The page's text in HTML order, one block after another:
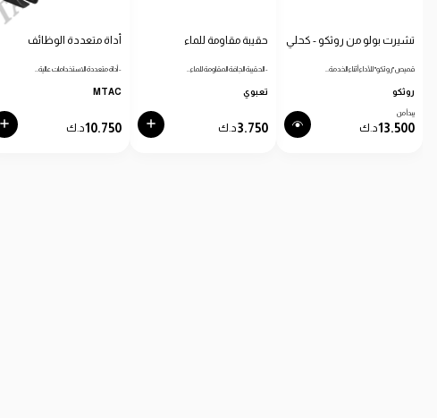
تشيرت بولو من روثكو - كحلي
قميص "روثكو" للأداء أثناء الخدمة…
روثكو
يبدأ من
13.500د.ك
حقيبة مقاومة للماء
- الحقيبة الجافة المقاومة للماء…
تعبوي
3.750د.ك
أداة متعددة الوظائف
- أداة متعددة الاستخدامات عالية…
MTAC
10.750د.ك